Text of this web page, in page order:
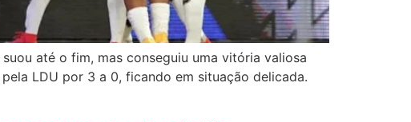
até o fim, mas conseguiu uma vitória valiosa
LDU por 3 a 0, ficando em situação delicada.